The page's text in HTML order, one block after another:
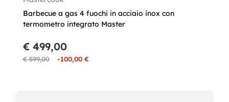
Barbecue a gas 4 fuochi in acciaio inox con
termometro integrato Master
€ 599,00 -100,00 €
€ 499,00